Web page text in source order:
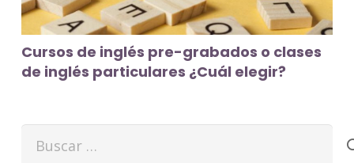
Cursos de inglés pre-grabados o clases
de inglés particulares ¿Cuál elegir?